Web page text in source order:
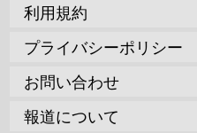
利用規約
プライバシーポリシー
お問い合わせ
報道について